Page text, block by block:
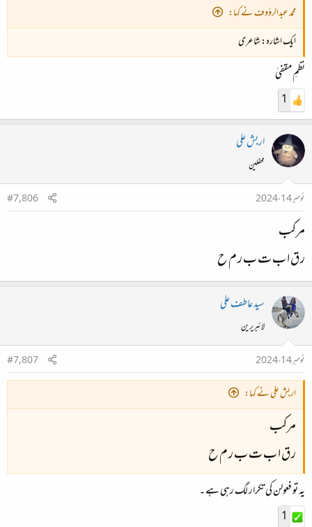
محمد عبدالرؤوف نے کہا:
ایک اشارہ: شاعری
نظمِ مقفیٰ
1
اربش علی
محفلین
نومبر 14، 2024
#7,806
مرکب
ر ق ا ب ت ب ر م ح
سید عاطف علی
لائبریرین
نومبر 14، 2024
#7,807
اربش علی نے کہا:
مرکب
ر ق ا ب ت ب ر م ح
یہ تو فعولن کی تکرار لگ رہی ہے ۔
1